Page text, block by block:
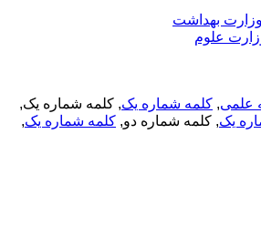
بهداشت
علوم
, کلمه شماره یک, کلمه شماره یک,
یک, کلمه شماره دو,کلمه شماره یک,